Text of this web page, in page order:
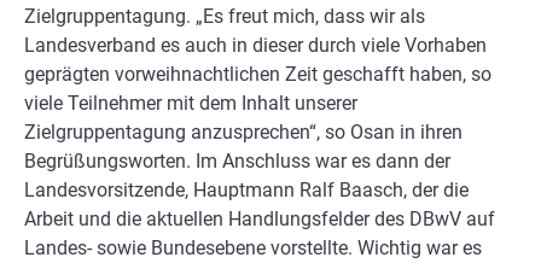
Zielgruppentagung. „Es freut mich, dass wir als
Landesverband es auch in dieser durch viele Vorhaben
geprägten vorweihnachtlichen Zeit geschafft haben, so
viele Teilnehmer mit dem Inhalt unserer
Zielgruppentagung anzusprechen“, so Osan in ihren
Begrüßungsworten. Im Anschluss war es dann der
Landesvorsitzende, Hauptmann Ralf Baasch, der die
Arbeit und die aktuellen Handlungsfelder des DBwV auf
Landes- sowie Bundesebene vorstellte. Wichtig war es